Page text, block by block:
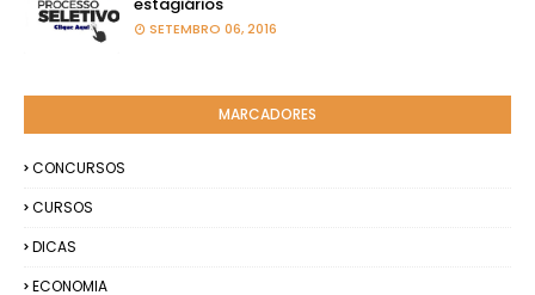
SETEMBRO 06, 2016
MARCADORES
CONCURSOS
CURSOS
DICAS
ECONOMIA